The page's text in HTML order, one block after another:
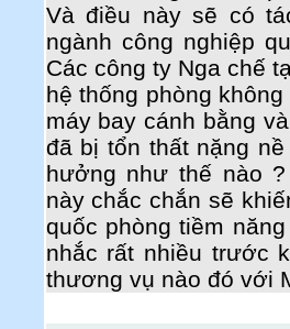
Và điều này sẽ có
ngành công nghiệp
Các công ty Nga chế
hệ thống phòng
máy bay cánh bằng
đã bị tổn thất nặng
hưởng như thế nào
này chắc chắn sẽ
quốc phòng tiềm
nhắc rất nhiều trước
thương vụ nào đó với